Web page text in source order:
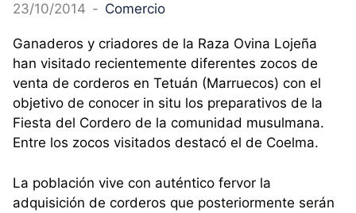
23/10/2014 - Comercio
Ganaderos y criadores de la Raza Ovina Lojeña
han visitado recientemente diferentes zocos de
venta de corderos en Tetuán (Marruecos) con el
objetivo de conocer in situ los preparativos de la
Fiesta del Cordero de la comunidad musulmana.
Entre los zocos visitados destacó el de Coelma.
La población vive con auténtico fervor la
adquisición de corderos que posteriormente serán